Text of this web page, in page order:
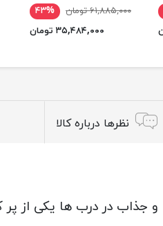
۶۱,۸۸۵,۰۰۰ تومان
۴۳%
۳۵,۴۸۴,۰۰۰ تومان
نظرها درباره کالا